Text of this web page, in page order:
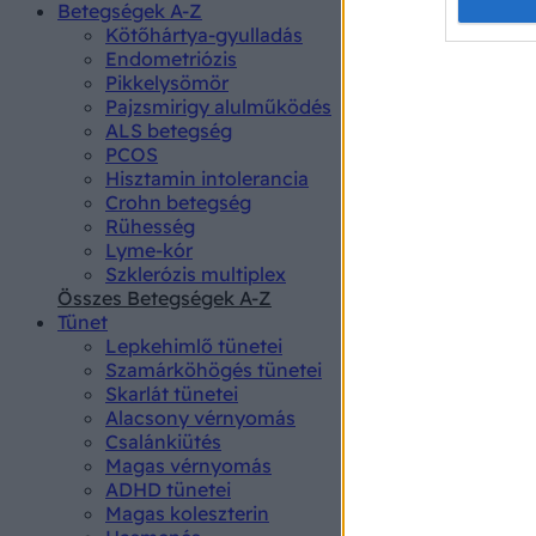
Betegségek A-Z
Kötőhártya-gyulladás
Endometriózis
Pikkelysömör
Pajzsmirigy alulműködés
ALS betegség
PCOS
Hisztamin intolerancia
Crohn betegség
Rühesség
Lyme-kór
Szklerózis multiplex
Összes Betegségek A-Z
Tünet
Lepkehimlő tünetei
Szamárköhögés tünetei
Skarlát tünetei
Alacsony vérnyomás
Csalánkiütés
Magas vérnyomás
ADHD tünetei
Magas koleszterin